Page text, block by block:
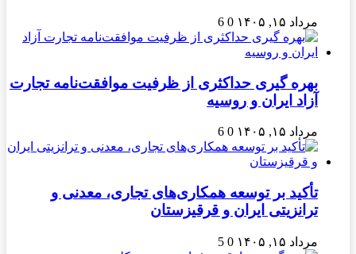
مرداد ۱۵, ۱۴۰۵ 0
6
بهره گیری حداکثری از ظرفیت موافقت‌نامه تجارت
آزاد ایران و روسیه
مرداد ۱۵, ۱۴۰۵ 0
6
تأکید بر توسعه همکاری‌های تجاری، معدنی و
ترانزیتی ایران و قرقیزستان
مرداد ۱۵, ۱۴۰۵ 0
5